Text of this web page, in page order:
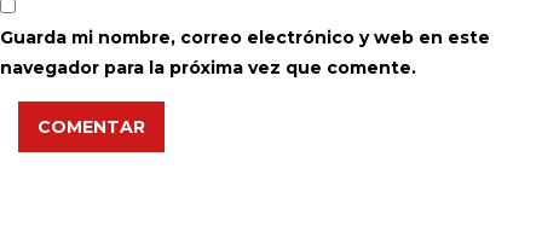
Guarda mi nombre, correo electrónico y web en este
navegador para la próxima vez que comente.
COMENTAR